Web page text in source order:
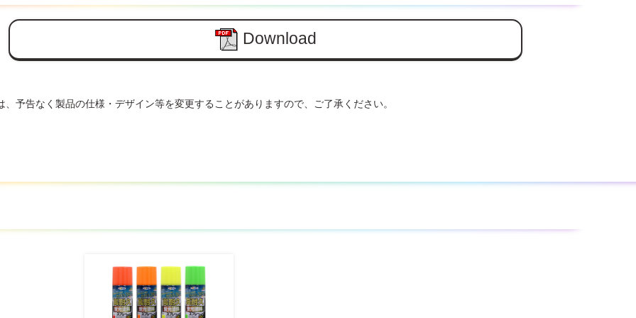
Download
予告なく製品の仕様・デザイン等を変更することがありますので、ご了承ください。